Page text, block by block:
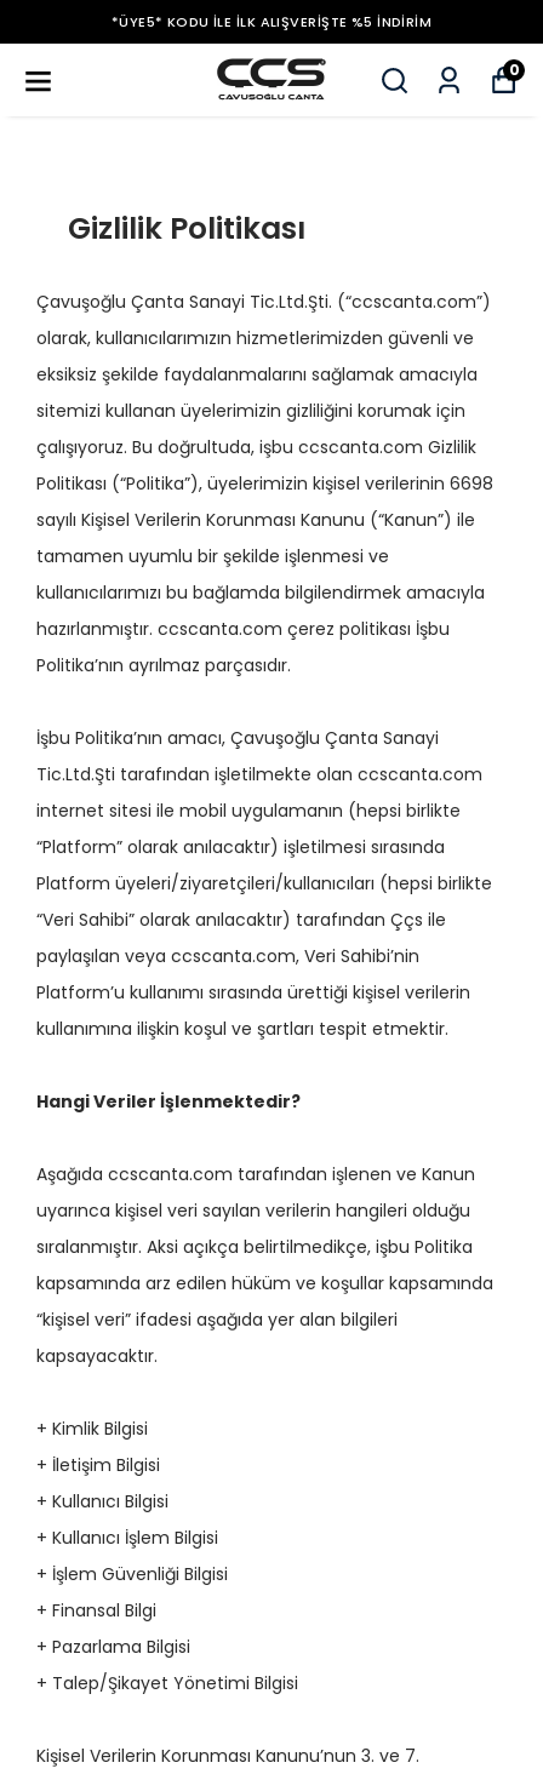
*ÜYE5* KODU ILE İLK ALIŞVERIŞTE %5 İNDIRIM
0
Gizlilik Politikası
Çavuşoğlu Çanta Sanayi Tic.Ltd.Şti. (“ccscanta.com”)
olarak, kullanıcılarımızın hizmetlerimizden güvenli ve
eksiksiz şekilde faydalanmalarını sağlamak amacıyla
sitemizi kullanan üyelerimizin gizliliğini korumak için
çalışıyoruz. Bu doğrultuda, işbu ccscanta.com Gizlilik
Politikası (“Politika”), üyelerimizin kişisel verilerinin 6698
sayılı Kişisel Verilerin Korunması Kanunu (“Kanun”) ile
tamamen uyumlu bir şekilde işlenmesi ve
kullanıcılarımızı bu bağlamda bilgilendirmek amacıyla
hazırlanmıştır. ccscanta.com çerez politikası İşbu
Politika’nın ayrılmaz parçasıdır.
İşbu Politika’nın amacı, Çavuşoğlu Çanta Sanayi
Tic.Ltd.Şti tarafından işletilmekte olan ccscanta.com
internet sitesi ile mobil uygulamanın (hepsi birlikte
“Platform” olarak anılacaktır) işletilmesi sırasında
Platform üyeleri/ziyaretçileri/kullanıcıları (hepsi birlikte
“Veri Sahibi” olarak anılacaktır) tarafından Ççs ile
paylaşılan veya ccscanta.com, Veri Sahibi’nin
Platform’u kullanımı sırasında ürettiği kişisel verilerin
kullanımına ilişkin koşul ve şartları tespit etmektir.
Hangi Veriler İşlenmektedir?
Aşağıda ccscanta.com tarafından işlenen ve Kanun
uyarınca kişisel veri sayılan verilerin hangileri olduğu
sıralanmıştır. Aksi açıkça belirtilmedikçe, işbu Politika
kapsamında arz edilen hüküm ve koşullar kapsamında
“kişisel veri” ifadesi aşağıda yer alan bilgileri
kapsayacaktır.
+ Kimlik Bilgisi
+ İletişim Bilgisi
+ Kullanıcı Bilgisi
+ Kullanıcı İşlem Bilgisi
+ İşlem Güvenliği Bilgisi
+ Finansal Bilgi
+ Pazarlama Bilgisi
+ Talep/Şikayet Yönetimi Bilgisi
Kişisel Verilerin Korunması Kanunu’nun 3. ve 7.